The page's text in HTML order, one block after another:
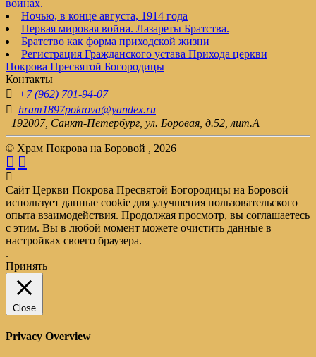
воинах.
Ночью, в конце августа, 1914 года
Первая мировая война. Лазареты Братства.
Братство как форма приходской жизни
Регистрация Гражданского устава Прихода церкви
Покрова Пресвятой Богородицы
Контакты
+7 (962) 701-94-07
hram1897pokrova@yandex.ru
192007, Санкт-Петербург, ул. Боровая, д.52, лит.А
© Храм Покрова на Боровой , 2026
Сайт Церкви Покрова Пресвятой Богородицы на Боровой
использует данные cookie для улучшения пользовательского
опыта взаимодействия. Продолжая просмотр, вы соглашаетесь
с этим. Вы в любой момент можете очистить данные в
настройках своего браузера.
.
Принять
Close
Privacy Overview